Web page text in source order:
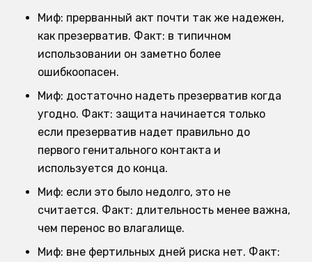
Миф: прерванный акт почти так же надежен,
как презерватив. Факт: в типичном
использовании он заметно более
ошибкоопасен.
Миф: достаточно надеть презерватив когда
угодно. Факт: защита начинается только
если презерватив надет правильно до
первого генитального контакта и
используется до конца.
Миф: если это было недолго, это не
считается. Факт: длительность менее важна,
чем перенос во влагалище.
Миф: вне фертильных дней риска нет. Факт: